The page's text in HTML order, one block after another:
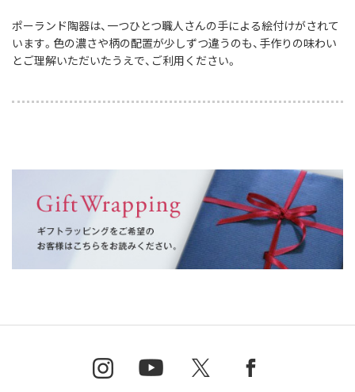
ポーランド陶器は、一つひとつ職人さんの手による絵付けがされて
います。色の濃さや柄の配置が少しずつ違うのも、手作りの味わい
とご理解いただいたうえで、ご利用ください。